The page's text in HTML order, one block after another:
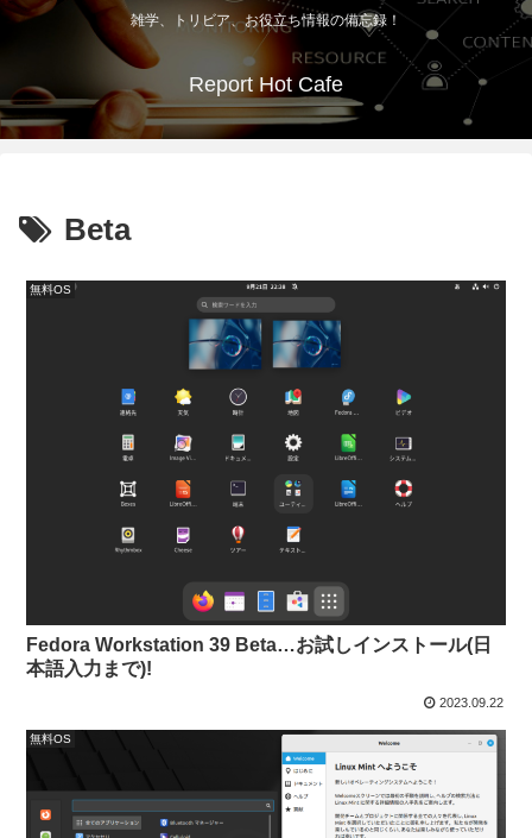
雑学、トリビア、お役立ち情報の備忘録！
Report Hot Cafe
Beta
無料OS
Fedora Workstation 39 Beta…お試しインストール(日
本語入力まで)!
2023.09.22
無料OS